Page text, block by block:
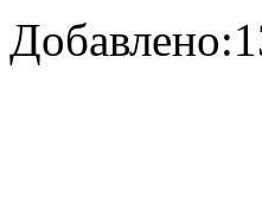
Добавлено: